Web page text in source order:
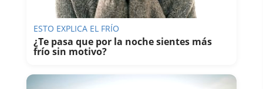
ESTO EXPLICA EL FRÍO
¿Te pasa que por la noche sientes más
frío sin motivo?